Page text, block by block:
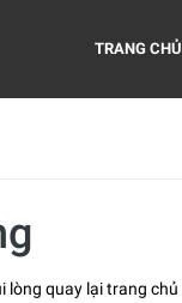
TRANG CHỦ
lòng quay lại trang chủ